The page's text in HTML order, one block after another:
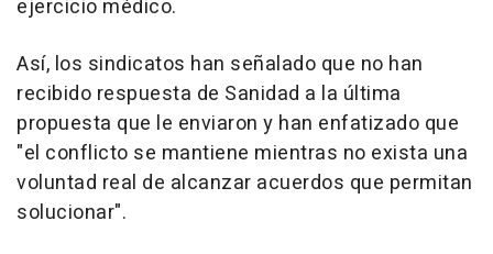
ejercicio médico.
Así, los sindicatos han señalado que no han
recibido respuesta de Sanidad a la última
propuesta que le enviaron y han enfatizado que
"el conflicto se mantiene mientras no exista una
voluntad real de alcanzar acuerdos que permitan
solucionar".